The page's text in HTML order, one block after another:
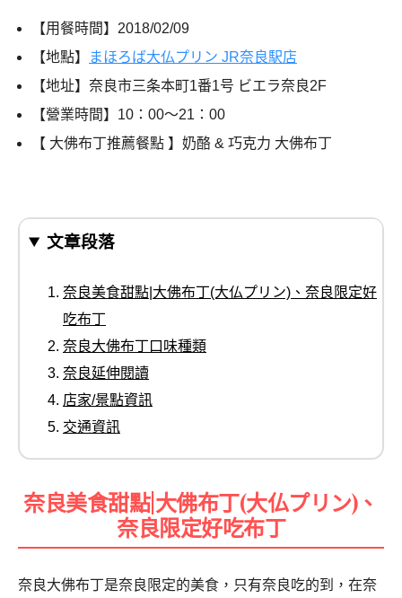
【用餐時間】 2018/02/09
【地點】
まほろば大仏プリン JR奈良駅店
【地址】奈良市三条本町1番1号 ビエラ奈良2F
【營業時間】10：00～21：00
【 大佛布丁推薦餐點 】奶酪 & 巧克力 大佛布丁
文章段落
奈良美食甜點|大佛布丁(大仏プリン)、奈良限定好
吃布丁
奈良大佛布丁口味種類
奈良延伸閱讀
店家/景點資訊
交通資訊
奈良美食甜點|大佛布丁(大仏プリン)、
奈良限定好吃布丁
奈良大佛布丁是奈良限定的美食，只有奈良吃的到，在奈